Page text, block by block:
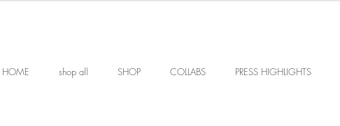
HOME shop all SHOP COLLABS PRESS HIGHLIGHTS